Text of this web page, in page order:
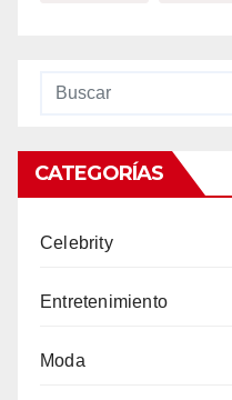
CATEGORÍAS
Celebrity
Entretenimiento
Moda